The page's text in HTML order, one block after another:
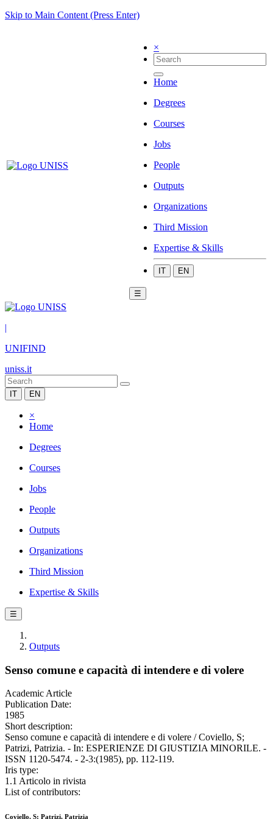
Skip to Main Content (Press Enter)
×
Home
Degrees
Courses
Jobs
People
Outputs
Organizations
Third Mission
Expertise & Skills
IT EN
☰
|
UNIFIND
uniss.it
IT EN
×
Home
Degrees
Courses
Jobs
People
Outputs
Organizations
Third Mission
Expertise & Skills
☰
Outputs
Senso comune e capacità di intendere e di volere
Academic Article
Publication Date:
1985
Short description:
Senso comune e capacità di intendere e di volere / Coviello, S;
Patrizi, Patrizia. - In: ESPERIENZE DI GIUSTIZIA MINORILE. -
ISSN 1120-5474. - 2-3:(1985), pp. 112-119.
Iris type:
1.1 Articolo in rivista
List of contributors:
Coviello, S; Patrizi, Patrizia